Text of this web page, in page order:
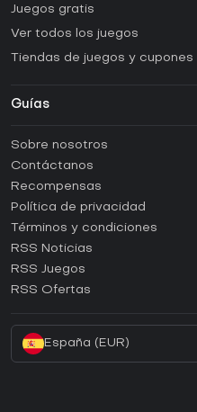
Juegos gratis
Ver todos los juegos
Tiendas de juegos y cupones
Guías
Guías y tutoriales
¿Cómo activar una CD Key
¿Cómo activar una CD Key
¿Cómo activar una CD Key
¿Cómo activar una CD Key
Sobre nosotros
Contáctanos
Recompensas
Política de privacidad
Términos y condiciones
RSS Noticias
RSS Juegos
RSS Ofertas
España (EUR)